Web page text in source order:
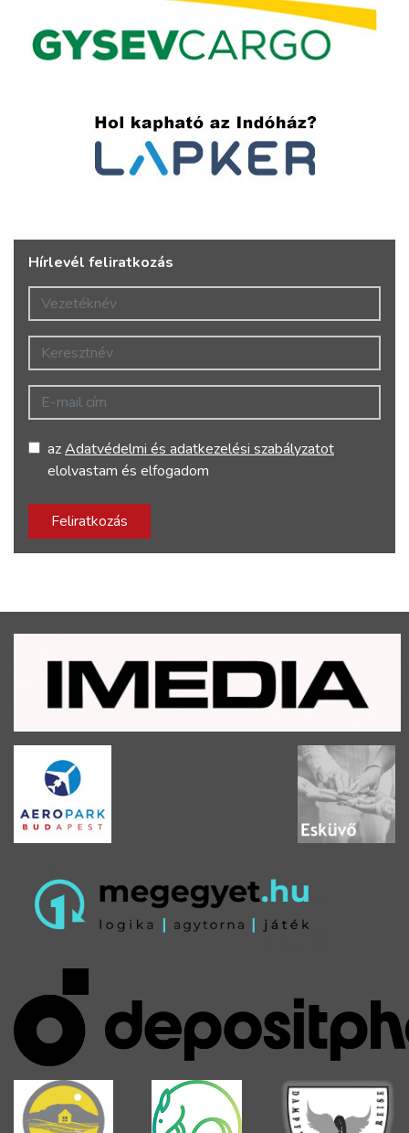
Hírlevél feliratkozás
Vezetéknév
Keresztnév
E-mail cím
azAdatvédelmi és adatkezelési szabályzatot
elolvastam és elfogadom
Feliratkozás